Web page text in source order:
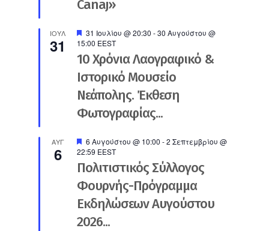
Canaj»
ΙΟΎΛ
31
Προτεινόμενο
31 Ιουλίου @ 20:30 -30 Αυγούστου @
15:00 EEST
10 Χρόνια Λαογραφικό &
Ιστορικό Μουσείο
Νεάπολης. Έκθεση
Φωτογραφίας...
ΑΥΓ
6
Προτεινόμενο
6 Αυγούστου @ 10:00 -2 Σεπτεμβρίου @
22:59 EEST
Πολιτιστικός Σύλλογος
Φουρνής-Πρόγραμμα
Εκδηλώσεων Αυγούστου
2026...